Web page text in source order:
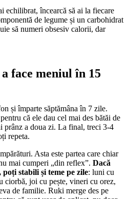
echilibrat, încearcă să ai la fiecare
de legume și un carbohidrat
să numeri obsesiv calorii, dar
face meniul în 15
și împarte săptămâna în 7 zile.
că ele dau cel mai des bătăi de
prânz a doua zi. La final, treci 3-4
repeta.
Asta este partea care chiar
mai cumperi „din reflex”. Dacă
stabili și teme pe zile: luni cu
ciorbă, joi cu pește, vineri cu orez,
de familie. Ruki merge des pe